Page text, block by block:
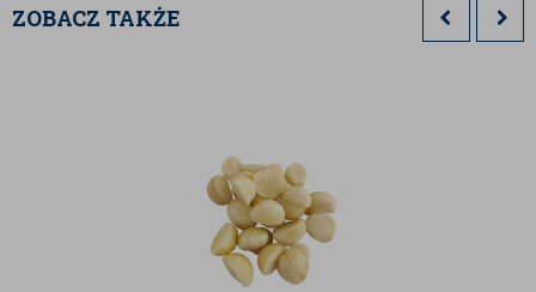
która doskonale kontrastuje z twardszą
polewą czekoladową.
Zdrowe tłuszcze i minerały:
jedno- i wielonienasyconych kwasów
tłuszczowych wspierających pracę mózgu i
układu krążenia. Dostarczają również
cennych minerałów, takich jak magnez,
ZOBACZ TAKŻE